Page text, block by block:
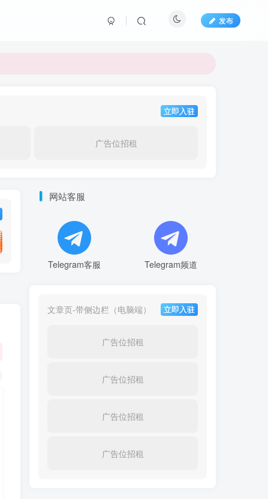
发布
立即入驻
广告位招租
网站客服
Telegram客服 Telegram频道
文章页-带侧边栏（电脑端） 立即入驻
广告位招租
广告位招租
广告位招租
广告位招租